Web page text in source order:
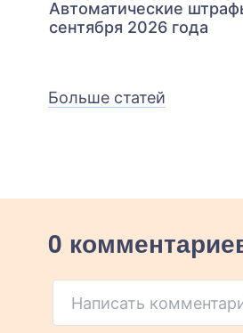
Автоматические
сентября 2026 года
Больше статей
0
Написать